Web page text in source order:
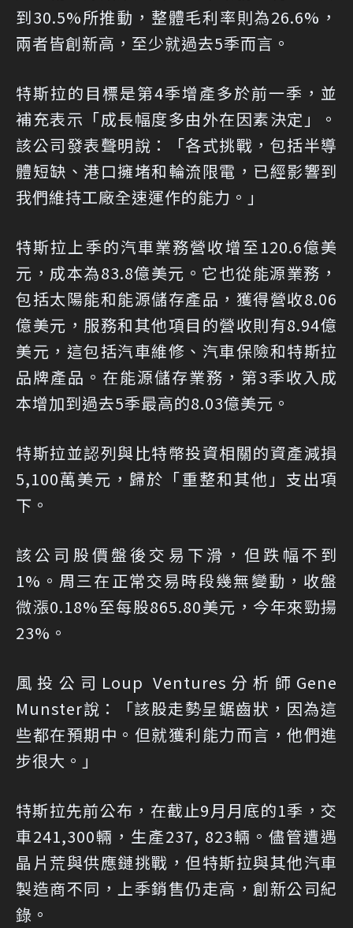
到30.5%所推動，整體毛利率則為26.6%，
兩者皆創新高，至少就過去5季而言。
特斯拉的目標是第4季增產多於前一季，並
補充表示「成長幅度多由外在因素決定」。
該公司發表聲明說：「各式挑戰，包括半導
體短缺、港口擁堵和輪流限電，已經影響到
我們維持工廠全速運作的能力。」
特斯拉上季的汽車業務營收增至120.6億美
元，成本為83.8億美元。它也從能源業務，
包括太陽能和能源儲存產品，獲得營收8.06
億美元，服務和其他項目的營收則有8.94億
美元，這包括汽車維修、汽車保險和特斯拉
品牌產品。在能源儲存業務，第3季收入成
本增加到過去5季最高的8.03億美元。
特斯拉並認列與比特幣投資相關的資產減損
5,100萬美元，歸於「重整和其他」支出項
下。
該公司股價盤後交易下滑，但跌幅不到
1%。周三在正常交易時段幾無變動，收盤
微漲0.18%至每股865.80美元，今年來勁揚
23%。
風投公司Loup Ventures分析師Gene
Munster說：「該股走勢呈鋸齒狀，因為這
些都在預期中。但就獲利能力而言，他們進
步很大。」
特斯拉先前公布，在截止9月月底的1季，交
車241,300輛，生產237, 823輛。儘管遭遇
晶片荒與供應鏈挑戰，但特斯拉與其他汽車
製造商不同，上季銷售仍走高，創新公司紀
錄。